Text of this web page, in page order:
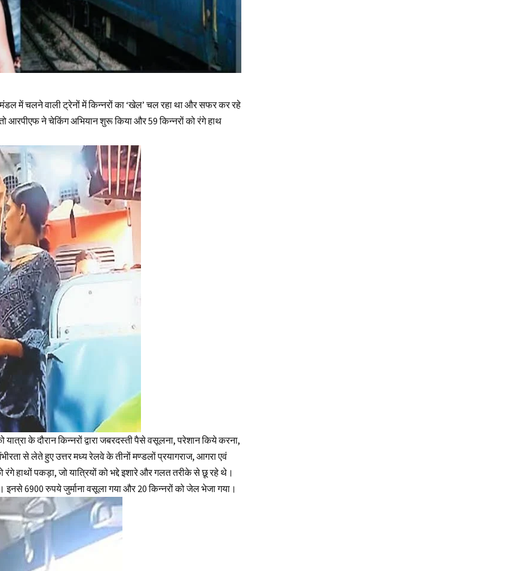
में चलने वाली ट्रेनों में किन्‍नरों का ‘खेल’ चल रहा था और सफर कर रहे
आरपीएफ ने चेकिंग अभियान शुरू किया और 59 किन्‍नरों को रंगे हाथ
के दौरान किन्नरों द्वारा जबरदस्ती पैसे वसूलना, परेशान किये करना,
से लेते हुए उत्तर मध्य रेलवे के तीनों मण्डलों प्रयागराज, आगरा एवं
रंगे हाथों पकड़ा, जो यात्रियों को भद्दे इशारे और गलत तरीके से छू रहे थे।
इनसे 6900 रुपये जुर्माना वसूला गया और 20 किन्नरों को जेल भेजा गया।